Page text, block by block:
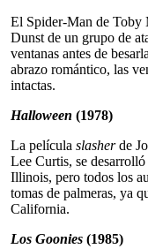
El Spider-Man de Toby
Dunst de un grupo de
ventanas antes de
abrazo romántico, las
intactas.
Halloween (1978)
La película slasherde
Lee Curtis, se
Illinois, pero todos los
tomas de palmeras, ya
California.
Los Goonies (1985)